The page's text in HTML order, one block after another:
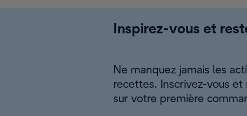
Inspirez-vous et
Ne manquez jamais les
recettes. Inscrivez-vous et
sur votre première